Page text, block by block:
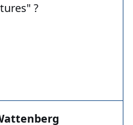
?